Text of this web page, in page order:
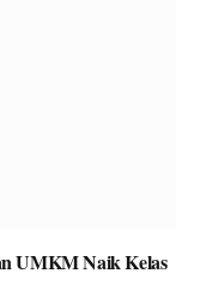
UMKM Naik Kelas